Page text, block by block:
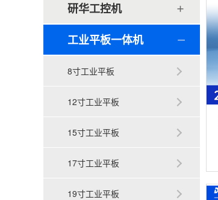
研华工控机
工业平板一体机
8寸工业平板
12寸工业平板
15寸工业平板
17寸工业平板
19寸工业平板